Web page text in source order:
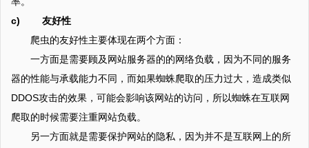
c) 友好性
爬虫的友好性主要体现在两个方面：
一方面是需要顾及网站服务器的的网络负载，因为不同的服务
器的性能与承载能力不同，而如果蜘蛛爬取的压力过大，造成类似
DDOS攻击的效果，可能会影响该网站的访问，所以蜘蛛在互联网
爬取的时候需要注重网站负载。
另一方面就是需要保护网站的隐私，因为并不是互联网上的所